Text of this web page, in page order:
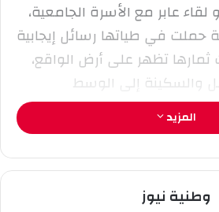
ن
ي
عابر مع الأسرة الجامعية،
حملت في طياتها رسائل إيجابية
ثمارها تظهر على أرض الواقع،
والسكينة إلى الوسط
النقابي للأساتذة إلى الحي
بمنطقة تيليلان، حيث
المزيد
وطنية نيوز